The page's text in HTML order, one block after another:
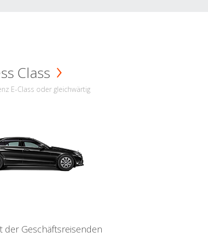
Class
E-Class oder gleichwärtig
der Geschäftsreisenden